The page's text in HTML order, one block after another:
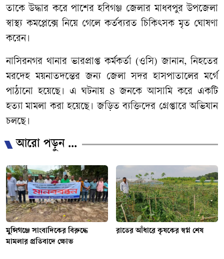
তাকে উদ্ধার করে পাশের হবিগঞ্জ জেলার মাধবপুর উপজেলা
স্বাস্থ্য কমপ্লেক্সে নিয়ে গেলে কর্তব্যরত চিকিৎসক মৃত ঘোষণা
করেন।
নাসিরনগর থানার ভারপ্রাপ্ত কর্মকর্তা (ওসি) জানান, নিহতের
মরদেহ ময়নাতদন্তের জন্য জেলা সদর হাসপাতালের মর্গে
পাঠানো হয়েছে। এ ঘটনায় ৪ জনকে আসামি করে একটি
হত্যা মামলা করা হয়েছে। জড়িত ব্যক্তিদের গ্রেপ্তারে অভিযান
চলছে।
আরো পড়ুন ...
মুন্সিগঞ্জে সাংবাদিকের বিরুদ্ধে
মামলার প্রতিবাদে ক্ষোভ
রাতের আঁধারে কৃষকের স্বপ্ন শেষ